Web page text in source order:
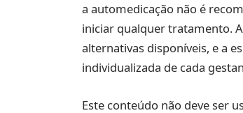
a automedicação não é
iniciar qualquer tratamento.
alternativas disponíveis, e a
individualizada de cada
Este conteúdo não deve ser